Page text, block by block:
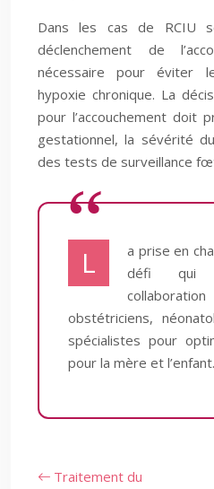
Dans les cas de RCIU
déclenchement de
nécessaire pour éviter
hypoxie chronique. La
pour l’accouchement doit
gestationnel, la sévérité
des tests de surveillance
L
a prise en
défi qui
obstétriciens,
spécialistes pour
pour la mère et l’enfant.
Traitement du